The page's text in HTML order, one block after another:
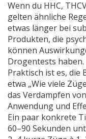
Wenn du HHC,
gelten ähnliche
etwas länger bei
Produkten, die
können
Drogentests haben.
Praktisch ist es, die
etwa „Wie viele
das Verdampfen
Anwendung und
Ein paar konkrete
60–90 Sekunden